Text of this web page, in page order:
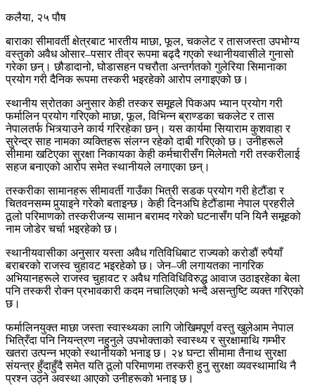
कलैया, २५ पौष
बाराका सीमावर्ती क्षेत्रबाट भारतीय माछा, फूल, चकलेट र तासजस्ता उपभोग्य
वस्तुको अवैध ओसार–पसार तीव्र रूपमा बढ्दै गएको स्थानीयवासीले गुनासो
गरेका छन्। छौडादानो, घोडासहन पचरौता अन्तर्गतको गुलेरिया सिमानाका
प्रयोग गरी दैनिक रूपमा तस्करी भइरहेको आरोप लगाइएको छ।
स्थानीय स्रोतका अनुसार केही तस्कर समूहले पिकअप भ्यान प्रयोग गरी
फर्मालिन प्रयोग गरिएको माछा, फूल, विभिन्न ब्राण्डका चकलेट र तास
नेपालतर्फ भित्र्याउने कार्य गरिरहेका छन्। यस कार्यमा सियाराम कुशवाहा र
सुरेन्द्र साह नामका व्यक्तिहरू संलग्न रहेको दाबी गरिएको छ। उनीहरूले
सीमामा खटिएका सुरक्षा निकायका केही कर्मचारीसँग मिलेमतो गरी तस्करीलाई
सहज बनाएको आरोप समेत स्थानीयले लगाएका छन्।
तस्करीका सामानहरू सीमावर्ती गाउँका भित्री सडक प्रयोग गरी हेटौंडा र
चितवनसम्म पुर्‍याइने गरेको बताइन्छ। केही दिनअघि हेटौंडामा नेपाल प्रहरीले
ठूलो परिमाणको तस्करीजन्य सामान बरामद गरेको घटनासँग पनि यिनै समूहको
नाम जोडेर चर्चा भइरहेको छ।
स्थानीयवासीका अनुसार यस्ता अवैध गतिविधिबाट राज्यको करोडौं रुपैयाँ
बराबरको राजस्व चुहावट भइरहेको छ। जेन–जी लगायतका नागरिक
अभियानहरूले राजस्व चुहावट र अवैध गतिविधिविरुद्ध आवाज उठाइरहेका बेला
पनि तस्करी रोक्न प्रभावकारी कदम नचालिएको भन्दै असन्तुष्टि व्यक्त गरिएको
छ।
फर्मालिनयुक्त माछा जस्ता स्वास्थ्यका लागि जोखिमपूर्ण वस्तु खुलेआम नेपाल
भित्रिँदा पनि नियन्त्रण नहुनुले उपभोक्ताको स्वास्थ्य र सुरक्षामाथि गम्भीर
खतरा उत्पन्न भएको स्थानीयको भनाइ छ। २४ घन्टा सीमामा तैनाथ सुरक्षा
संयन्त्र हुँदाहुँदै समेत यति ठूलो परिमाणमा तस्करी हुनु सुरक्षा व्यवस्थामाथि नै
प्रश्न उठ्ने अवस्था आएको उनीहरूको भनाइ छ।